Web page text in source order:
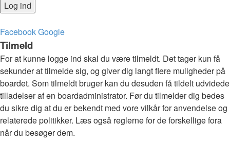
FacebookGoogle
Tilmeld
For at kunne logge ind skal du være tilmeldt. Det tager kun få
sekunder at tilmelde sig, og giver dig langt flere muligheder på
boardet. Som tilmeldt bruger kan du desuden få tildelt udvidede
tilladelser af en boardadministrator. Før du tilmelder dig bedes
du sikre dig at du er bekendt med vore vilkår for anvendelse og
relaterede politikker. Læs også reglerne for de forskellige fora
når du besøger dem.